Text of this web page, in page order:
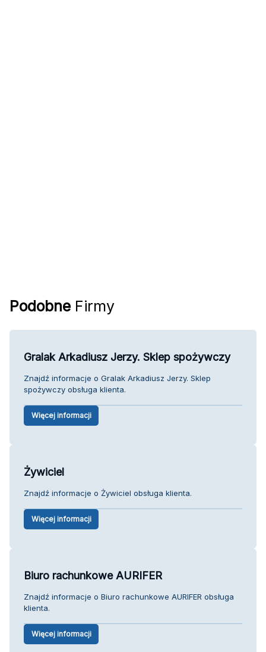
Podobne Firmy
Gralak Arkadiusz Jerzy. Sklep spożywczy
Znajdź informacje o Gralak Arkadiusz Jerzy. Sklep
spożywczy obsługa klienta.
Więcej informacji
Żywiciel
Znajdź informacje o Żywiciel obsługa klienta.
Więcej informacji
Biuro rachunkowe AURIFER
Znajdź informacje o Biuro rachunkowe AURIFER obsługa
klienta.
Więcej informacji